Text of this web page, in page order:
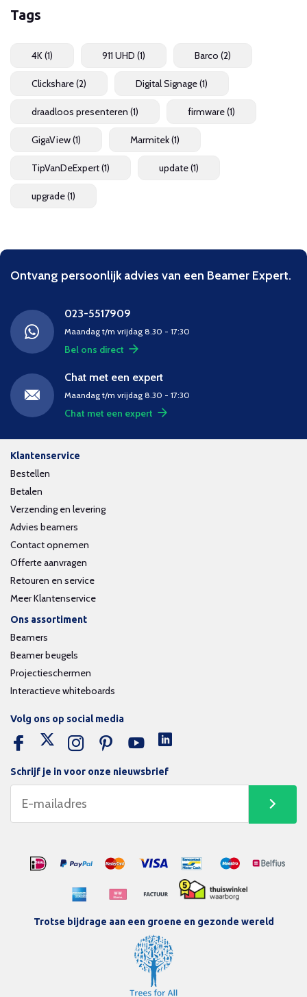
Tags
4K(1) 911 UHD (1) Barco (2)
Clickshare(2) Digital Signage(1)
draadloos presenteren (1) firmware(1)
GigaView(1) Marmitek(1)
TipVanDeExpert(1) update(1)
upgrade(1)
Ontvang persoonlijk advies van een Beamer Expert.
023-5517909
Maandag t/m vrijdag 8.30 - 17:30
Bel ons direct
Chat met een expert
Maandag t/m vrijdag 8.30 - 17:30
Chat met een expert
Klantenservice
Bestellen
Betalen
Verzending en levering
Advies beamers
Contact opnemen
Offerte aanvragen
Retouren en service
Meer Klantenservice
Ons assortiment
Beamers
Beamer beugels
Projectieschermen
Interactieve whiteboards
Schrijf je in voor onze nieuwsbrief
Volg ons op social media
Trotse bijdrage aan een groene en gezonde wereld